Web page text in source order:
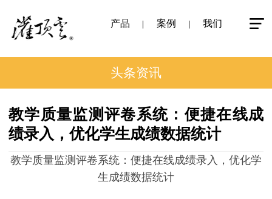
产品 案例 我们
头条资讯
教学质量监测评卷系统：便捷在线成
绩录入，优化学生成绩数据统计
教学质量监测评卷系统：便捷在线成绩录入，优化学
生成绩数据统计